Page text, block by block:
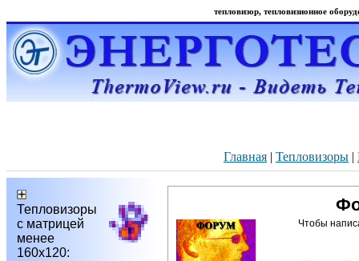
тепловизор, тепловизионное
Главная | Тепловизоры |
Тепловизоры
с матрицей
менее
160х120:
Чтобы